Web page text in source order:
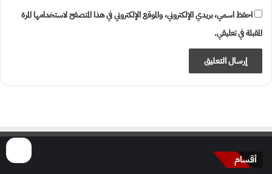
احفظ اسمي، بريدي الإلكتروني، والموقع الإلكتروني في هذا المتصفح لاستخدامها المرة
المقبلة في تعليقي.
أقسام